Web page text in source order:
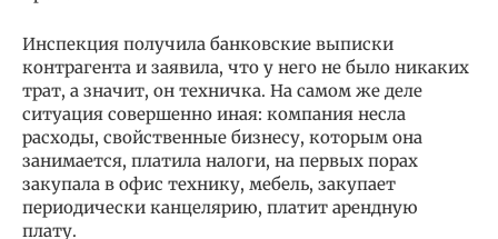
Инспекция получила банковские выписки
контрагента и заявила, что у него не было никаких
трат, а значит, он техничка. На самом же деле
ситуация совершенно иная: компания несла
расходы, свойственные бизнесу, которым она
занимается, платила налоги, на первых порах
закупала в офис технику, мебель, закупает
периодически канцелярию, платит арендную
плату.